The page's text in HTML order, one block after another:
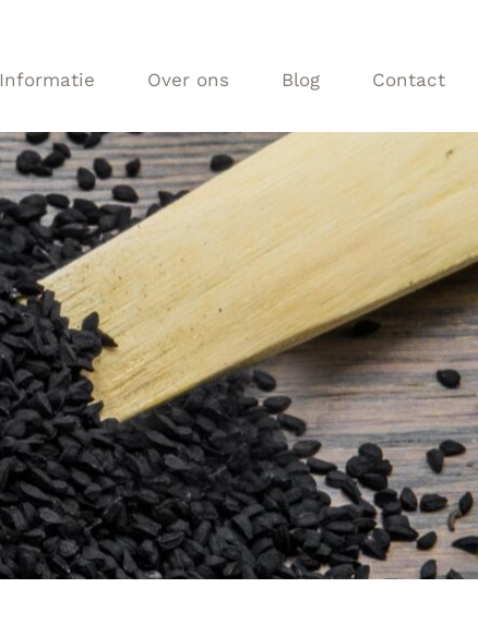
Informatie Over ons Blog Contact